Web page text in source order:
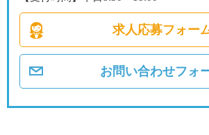
求人応募フォー
お問い合わせフォ